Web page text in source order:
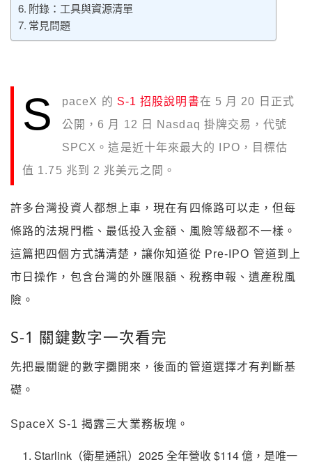
附錄：工具與資源清單
常見問題
S paceX 的 S-1 招股說明書在 5 月 20 日正式
公開，6 月 12 日 Nasdaq 掛牌交易，代號
SPCX。這是近十年來最大的 IPO，目標估
值 1.75 兆到 2 兆美元之間。
許多台灣投資人都想上車，現在有四條路可以走，但每
條路的法規門檻、最低投入金額、風險等級都不一樣。
這篇把四個方式講清楚，讓你知道從 Pre-IPO 管道到上
市日操作，包含台灣的外匯限額、稅務申報、遺產稅風
險。
S-1 關鍵數字一次看完
先把最關鍵的數字攤開來，後面的管道選擇才有判斷基
礎。
SpaceX S-1 揭露三大業務板塊。
Starlink（衛星通訊）2025 全年營收 $114 億，是唯一